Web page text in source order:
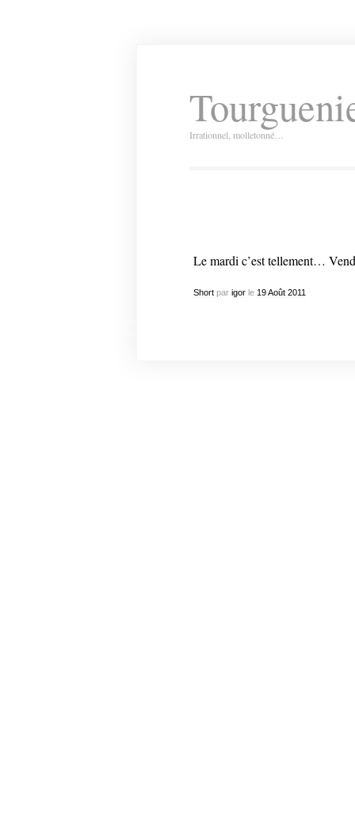
Irrationnel, molletonné…
Le mardi c’est tellement…
Shortpar igorle 19 Août 2011